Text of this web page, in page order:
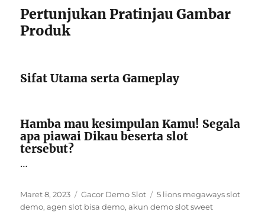
Pertunjukan Pratinjau Gambar
Produk
Sifat Utama serta Gameplay
Hamba mau kesimpulan Kamu! Segala
apa piawai Dikau beserta slot
tersebut?
…
Posted
on
Maret 8, 2023 Categories
Gacor Demo Slot Tags
5 lions megaways slot
demo,agen slot bisa demo,akun demo slot sweet